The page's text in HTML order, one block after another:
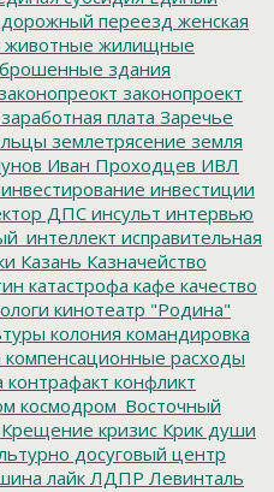
переезд женская
животные жилищные
здания
законопроект
заработная плата Заречье
землетрясение земля
Иван Проходцев ИВЛ
инвестирование инвестиции
ДПС инсульт интервью
исправительная
Казань Казначейство
катастрофа кафе качество
кинотеатр "Родина"
колония командировка
компенсационные расходы
контрафакт конфликт
космодром_Восточный
Крещение кризис Крик души
досуговый центр
лайк ЛДПР Левинталь